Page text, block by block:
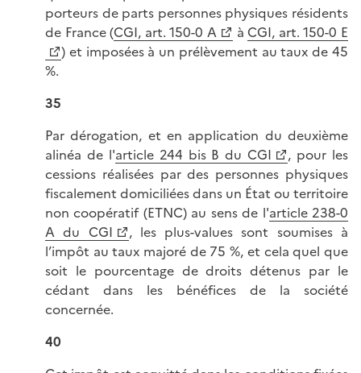
porteurs de parts personnes physiques résidents
de France (CGI, art. 150-0 A à CGI, art. 150-0 E
) et imposées à un prélèvement au taux de 45
%.
35
Par dérogation, et en application du deuxième
alinéa de l'article 244 bis B du CGI
, pour les
cessions réalisées par des personnes physiques
fiscalement domiciliées dans un État ou territoire
non coopératif (ETNC) au sens de l'article 238-0
A du CGI
, les plus-values sont soumises à
l’impôt au taux majoré de 75 %, et cela quel que
soit le pourcentage de droits détenus par le
cédant dans les bénéfices de la société
concernée.
40